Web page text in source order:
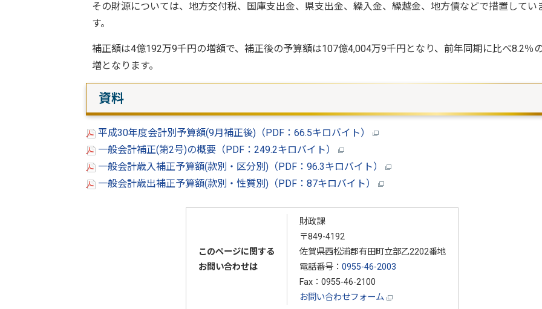
その財源については、地方交付税、国庫支出金、県支出金、繰入金、繰越金、地方債などで措置してい
す。
補正額は4億192万9千円の増額で、補正後の予算額は107億4,004万9千円となり、前年同期に比べ8.2％
増となります。
資料
平成30年度会計別予算額(9月補正後)（PDF：66.5キロバイト）
一般会計補正(第2号)の概要（PDF：249.2キロバイト）
一般会計歳入補正予算額(款別・区分別)（PDF：96.3キロバイト）
一般会計歳出補正予算額(款別・性質別)（PDF：87キロバイト）
このページに関する
お問い合わせは
財政課
〒849-4192
佐賀県西松浦郡有田町立部乙2202番地
電話番号： 0955-46-2003
Fax：0955-46-2100
お問い合わせフォーム